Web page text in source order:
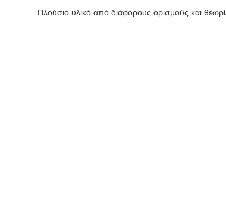
Πλούσιο υλικό από διάφορους ορισμούς και